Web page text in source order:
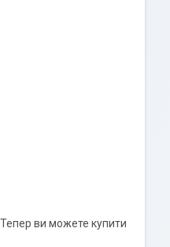
Тепер ви можете купити